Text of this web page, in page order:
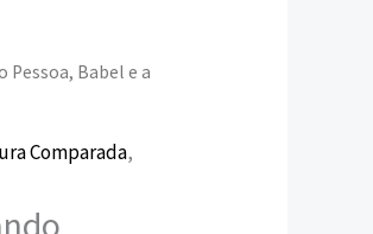
Pessoa, Babel e a
Comparada,